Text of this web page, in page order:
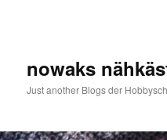
nowaks
Just another Blogs der